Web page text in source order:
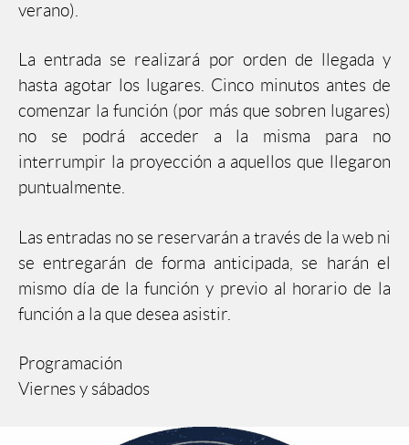
verano).
La entrada se realizará por orden de llegada y
hasta agotar los lugares. Cinco minutos antes de
comenzar la función (por más que sobren lugares)
no se podrá acceder a la misma para no
interrumpir la proyección a aquellos que llegaron
puntualmente.
Las entradas no se reservarán a través de la web ni
se entregarán de forma anticipada, se harán el
mismo día de la función y previo al horario de la
función a la que desea asistir.
Programación
Viernes y sábados